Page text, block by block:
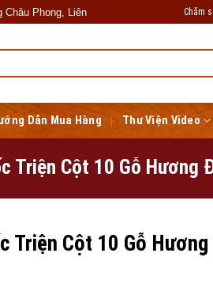
Phong, Liên Hà, Đông Anh, Hà Nội. Kính
Chăm
Dẫn Mua Hàng Thư Viện Video
Triện Cột 10 Gỗ Hương
Triện Cột 10 Gỗ